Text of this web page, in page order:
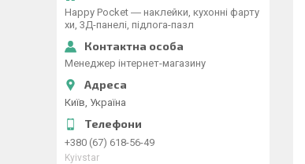
Happy Pocket ― наклейки, кухонні фарту
хи, 3Д-панелі, підлога-пазл
Менеджер інтернет-магазину
Київ, Україна
+380 (67) 618-56-49
Kyivstar